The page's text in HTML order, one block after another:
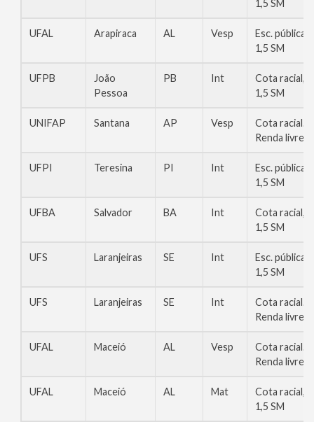
1,5 SM
UFAL Arapiraca AL Vesp
Esc. pública,
1,5 SM
UFPB
João
Pessoa
PB Int
Cota racial,
1,5 SM
UNIFAP Santana AP Vesp
Cota racial.
Renda livre
UFPI Teresina PI Int
Esc. pública,
1,5 SM
UFBA Salvador BA Int
Cota racial,
1,5 SM
UFS Laranjeiras SE Int
Esc. pública,
1,5 SM
UFS Laranjeiras SE Int
Cota racial.
Renda livre
UFAL Maceió AL Vesp
Cota racial.
Renda livre
UFAL Maceió AL Mat
Cota racial,
1,5 SM